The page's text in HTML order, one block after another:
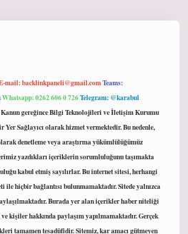
mail:backlinkpaneli@gmail.comTeams:
Whatsapp: 0262 606 0 726Telegram: @karabul
Kanun gereğince Bilgi Teknolojileri ve İletişim Kurumu
Sağlayıcı olarak hizmet vermektedir. Bu nedenle,
denetleme veya araştırma yükümlülüğümüz
yazdıkları içeriklerin sorumluluğunu taşımakta
kabul etmiş sayılırlar. Bu internet sitesi, herhangi
ile hiçbir bağlantısı bulunmamaktadır. Sitede yalnızca
Burada yer alan içerikler haber niteliği
kişiler hakkında paylaşım yapılmamaktadır. Gerçek
tamamen tesadüfidir. Sitemiz, kar amacı gütmeyen